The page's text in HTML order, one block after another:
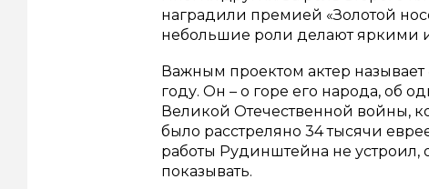
наградили премией «Золотой
небольшие роли делают яркими
Важным проектом актер
году. Он – о горе его народа, об
Великой Отечественной войны,
было расстреляно 34 тысячи
работы Рудинштейна не устроил,
показывать.